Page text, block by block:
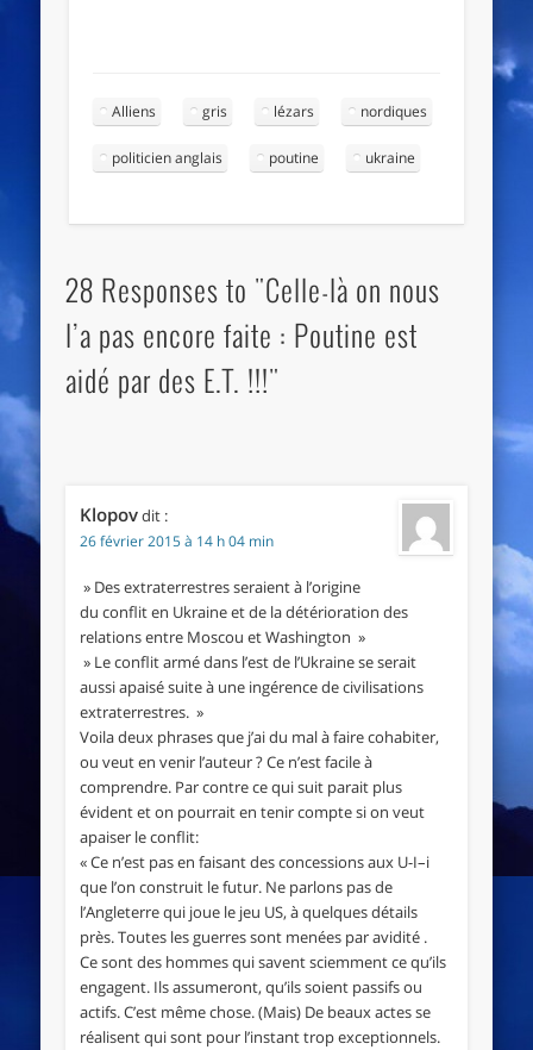
Alliens gris lézars nordiques
politicien anglais poutine ukraine
28 Responses to "Celle-là on nous
l’a pas encore faite : Poutine est
aidé par des E.T. !!!"
Klopovdit :
26 février 2015 à 14 h 04 min
» Des extraterrestres seraient à l’origine
du conflit en Ukraine et de la détérioration des
relations entre Moscou et Washington »
» Le conflit armé dans l’est de l’Ukraine se serait
aussi apaisé suite à une ingérence de civilisations
extraterrestres. »
Voila deux phrases que j’ai du mal à faire cohabiter,
ou veut en venir l’auteur ? Ce n’est facile à
comprendre. Par contre ce qui suit parait plus
évident et on pourrait en tenir compte si on veut
apaiser le conflit:
« Ce n’est pas en faisant des concessions aux U-I–i
que l’on construit le futur. Ne parlons pas de
l’Angleterre qui joue le jeu US, à quelques détails
près. Toutes les guerres sont menées par avidité .
Ce sont des hommes qui savent sciemment ce qu’ils
engagent. Ils assumeront, qu’ils soient passifs ou
actifs. C’est même chose. (Mais) De beaux actes se
réalisent qui sont pour l’instant trop exceptionnels.